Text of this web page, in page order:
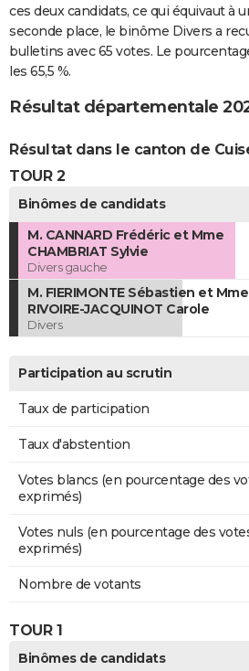
ces deux candidats, ce qui équivaut à
seconde place, le binôme Divers a
bulletins avec 65 votes. Le
les 65,5 %.
Résultat départementale
Résultat dans le canton de
TOUR 2
Binômes de candidats
M. CANNARD Frédéric et Mme
CHAMBRIAT Sylvie
Divers gauche
M. FIERIMONTE Sébastien et Mme
RIVOIRE-JACQUINOT Carole
Divers
Participation au scrutin
Taux de participation
Taux d'abstention
Votes blancs (en pourcentage des
exprimés)
Votes nuls (en pourcentage des
exprimés)
Nombre de votants
TOUR 1
Binômes de candidats